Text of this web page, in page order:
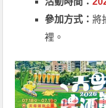
參加方式：將
裡。